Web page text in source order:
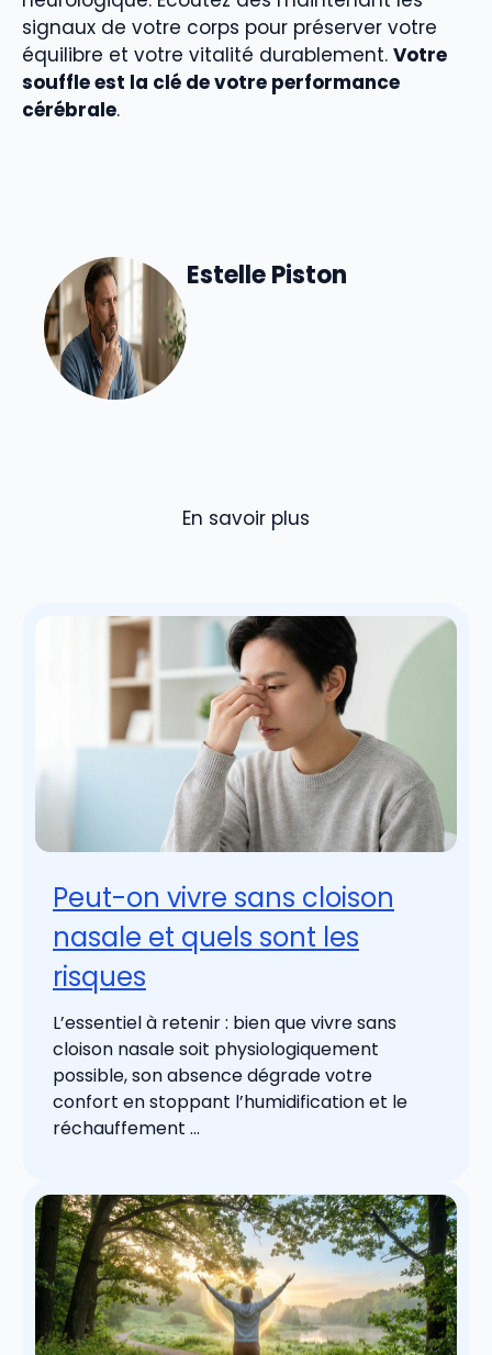
signaux de votre corps pour préserver votre
équilibre et votre vitalité durablement. Votre
souffle est la clé de votre performance
cérébrale.
Estelle Piston
En savoir plus
Peut-on vivre sans cloison
nasale et quels sont les
risques
L’essentiel à retenir : bien que vivre sans
cloison nasale soit physiologiquement
possible, son absence dégrade votre
confort en stoppant l’humidification et le
réchauffement ...